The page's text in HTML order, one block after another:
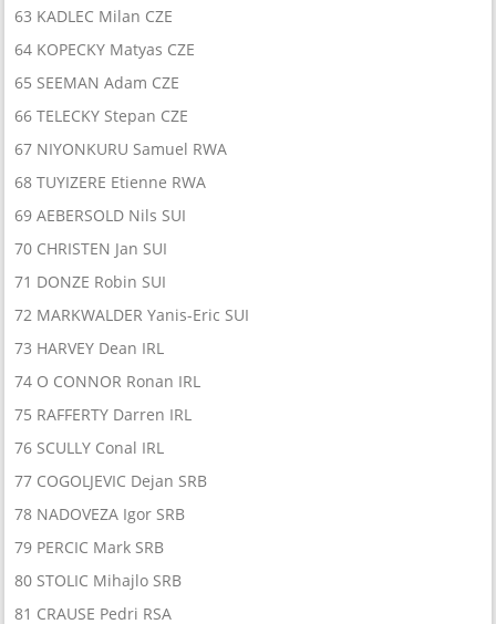
63 KADLEC Milan CZE
64 KOPECKY Matyas CZE
65 SEEMAN Adam CZE
66 TELECKY Stepan CZE
67 NIYONKURU Samuel RWA
68 TUYIZERE Etienne RWA
69 AEBERSOLD Nils SUI
70 CHRISTEN Jan SUI
71 DONZE Robin SUI
72 MARKWALDER Yanis-Eric SUI
73 HARVEY Dean IRL
74 O CONNOR Ronan IRL
75 RAFFERTY Darren IRL
76 SCULLY Conal IRL
77 COGOLJEVIC Dejan SRB
78 NADOVEZA Igor SRB
79 PERCIC Mark SRB
80 STOLIC Mihajlo SRB
81 CRAUSE Pedri RSA